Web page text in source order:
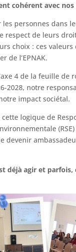
cohérent avec
les personnes dans
respect de leurs
choix : ces
de l’EPNAK.
4 de la feuille de
2028, notre
impact sociétal.
cette logique de
(RSE)
devenir
déjà agir et parfois,